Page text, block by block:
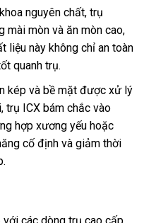
nguyên chất, trụ
mài mòn và ăn mòn cao,
liệu này không chỉ an toàn
quanh trụ.
kép và bề mặt được xử lý
trụ ICX bám chắc vào
hợp xương yếu hoặc
cố định và giảm thời
với các dòng trụ cao cấp